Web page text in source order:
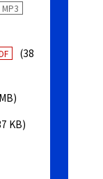
MP3
(38
KB)